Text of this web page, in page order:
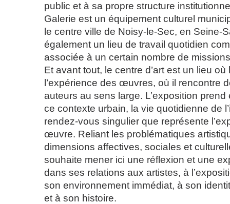
public et à sa propre structure
Galerie est un équipement culturel
le centre ville de Noisy-le-Sec, en Seine-
également un lieu de travail quotidien
associée à un certain nombre de
Et avant tout, le centre d’art est un lieu où
l’expérience des œuvres, où il rencontre
auteurs au sens large. L’exposition
ce contexte urbain, la vie quotidienne de
rendez-vous singulier que représente
œuvre. Reliant les problématiques
dimensions affectives, sociales et
souhaite mener ici une réflexion et une
dans ses relations aux artistes, à
son environnement immédiat, à son
et à son histoire.